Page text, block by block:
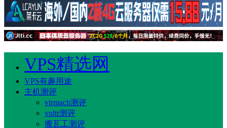
VPS精选网
VPS有趣用途
主机测评
virmach测评
vultr测评
搬瓦工测评